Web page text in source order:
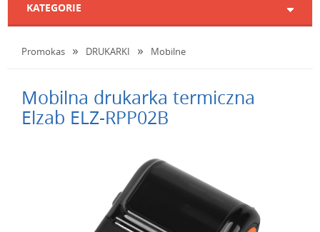
KATEGORIE
Promokas DRUKARKI Mobilne
Mobilna drukarka termiczna
Elzab ELZ-RPP02B